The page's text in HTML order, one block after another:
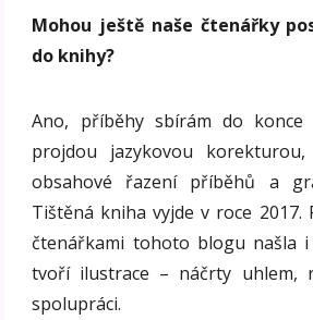
Mohou ještě naše čtenářky
do knihy?
Ano, příběhy sbírám do konce
projdou jazykovou
obsahové řazení příběhů a
Tištěná kniha vyjde v roce 2017.
čtenářkami tohoto blogu našla
tvoří ilustrace – náčrty uhlem,
spolupráci.